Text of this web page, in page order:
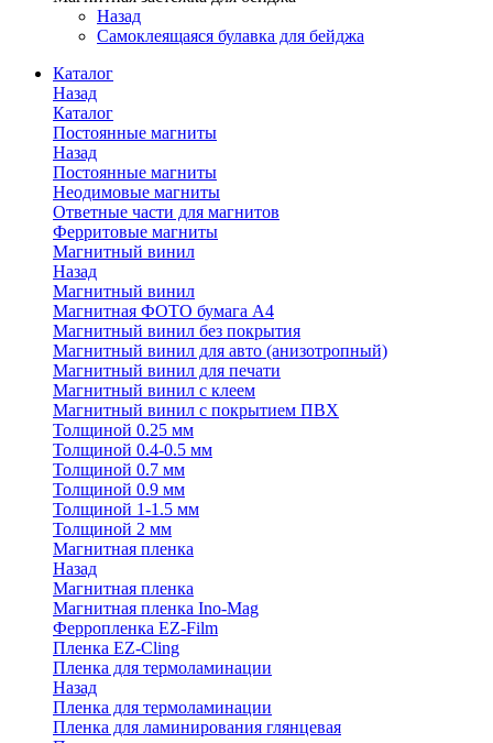
Назад
Самоклеящаяся булавка для бейджа
Каталог
Назад
Каталог
Постоянные магниты
Назад
Постоянные магниты
Неодимовые магниты
Ответные части для магнитов
Ферритовые магниты
Магнитный винил
Назад
Магнитный винил
Магнитная ФОТО бумага А4
Магнитный винил без покрытия
Магнитный винил для авто (анизотропный)
Магнитный винил для печати
Магнитный винил с клеем
Магнитный винил с покрытием ПВХ
Толщиной 0.25 мм
Толщиной 0.4-0.5 мм
Толщиной 0.7 мм
Толщиной 0.9 мм
Толщиной 1-1.5 мм
Толщиной 2 мм
Магнитная пленка
Назад
Магнитная пленка
Магнитная пленка Ino-Mag
Ферропленка EZ-Film
Пленка EZ-Cling
Пленка для термоламинации
Назад
Пленка для термоламинации
Пленка для ламинирования глянцевая